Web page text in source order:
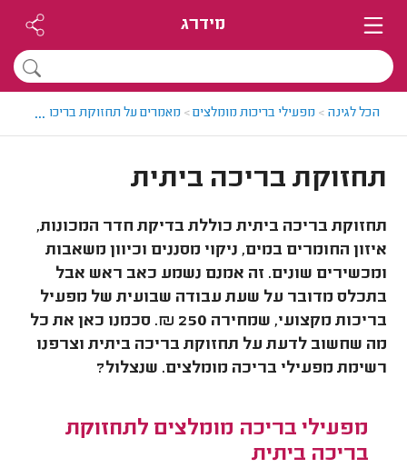
מידרג
הכל לגינה > מפעילי בריכות מומלצים> מאמרים על תחזוקת בריכות >...
תחזוקת בריכה ביתית
תחזוקת בריכה ביתית כוללת בדיקת חדר המכונות,
איזון החומרים במים, ניקוי מסננים וכיוון משאבות
ומכשירים שונים. זה אמנם נשמע כאב ראש אבל
בתכלס מדובר על שעת עבודה שבועית של מפעיל
בריכות מקצועי, שמחירה 250 ₪. סכמנו כאן את כל
מה שחשוב לדעת על תחזוקת בריכה ביתית וצרפנו
רשימת מפעילי בריכה מומלצים. שנצלול?
מפעילי בריכה מומלצים לתחזוקת
בריכה ביתית